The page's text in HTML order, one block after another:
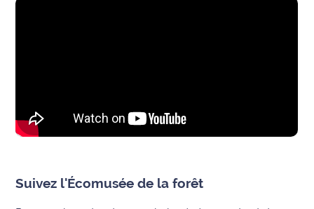
Suivez l'Écomusée de la forêt